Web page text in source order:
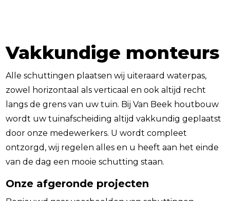
Vakkundige monteurs
Alle schuttingen plaatsen wij uiteraard waterpas,
zowel horizontaal als verticaal en ook altijd recht
langs de grens van uw tuin. Bij Van Beek houtbouw
wordt uw tuinafscheiding altijd vakkundig geplaatst
door onze medewerkers. U wordt compleet
ontzorgd, wij regelen alles en u heeft aan het einde
van de dag een mooie schutting staan.
Onze afgeronde projecten